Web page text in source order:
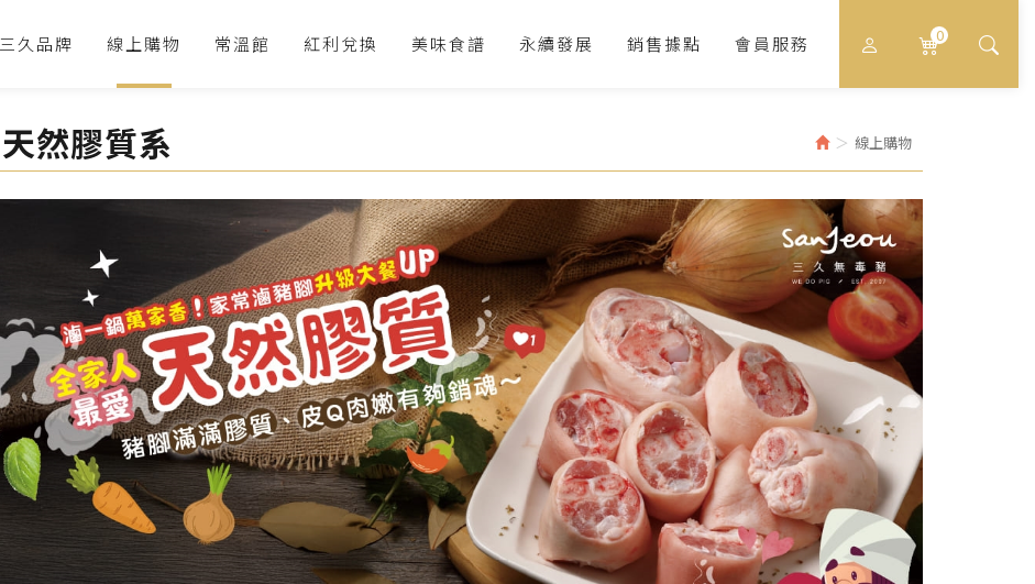
三久品牌 線上購物 常溫館 紅利兌換 美味食譜 永續發展 銷售據點 會員服務 0
線上購物
天然膠質系